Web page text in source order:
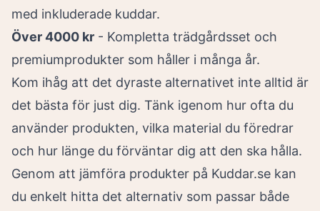
med inkluderade kuddar.
Över 4000 kr - Kompletta trädgårdsset och
premiumprodukter som håller i många år.
Kom ihåg att det dyraste alternativet inte alltid är
det bästa för just dig. Tänk igenom hur ofta du
använder produkten, vilka material du föredrar
och hur länge du förväntar dig att den ska hålla.
Genom att jämföra produkter på Kuddar.se kan
du enkelt hitta det alternativ som passar både